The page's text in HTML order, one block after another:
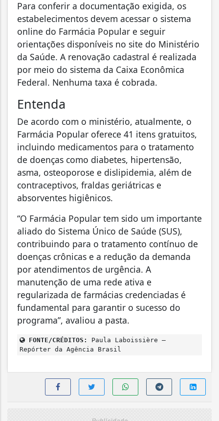
Para conferir a documentação exigida, os
estabelecimentos devem acessar o sistema
online do Farmácia Popular e seguir
orientações disponíveis no site do Ministério
da Saúde. A renovação cadastral é realizada
por meio do sistema da Caixa Econômica
Federal. Nenhuma taxa é cobrada.
Entenda
De acordo com o ministério, atualmente, o
Farmácia Popular oferece 41 itens gratuitos,
incluindo medicamentos para o tratamento
de doenças como diabetes, hipertensão,
asma, osteoporose e dislipidemia, além de
contraceptivos, fraldas geriátricas e
absorventes higiênicos.
“O Farmácia Popular tem sido um importante
aliado do Sistema Único de Saúde (SUS),
contribuindo para o tratamento contínuo de
doenças crônicas e a redução da demanda
por atendimentos de urgência. A
manutenção de uma rede ativa e
regularizada de farmácias credenciadas é
fundamental para garantir o sucesso do
programa”, avaliou a pasta.
FONTE/CRÉDITOS:
Paula Laboissière –
Repórter da Agência Brasil